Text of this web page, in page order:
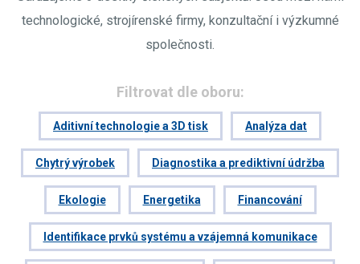
technologické, strojírenské firmy, konzultační i výzkumné
společnosti.
Filtrovat dle oboru:
Aditivní technologie a 3D tisk Analýza dat
Chytrý výrobek Diagnostika a prediktivní údržba
Ekologie Energetika Financování
Identifikace prvků systému a vzájemná komunikace